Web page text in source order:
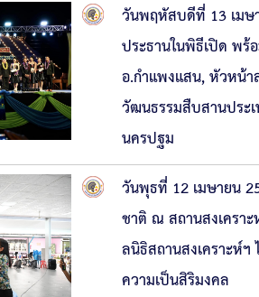
วันพฤหัสบดีที่ 13 เมษ
ประธานในพิธีเปิด พร้
อ.กำแพงแสน, หัวหน้
วัฒนธรรมสืบสานประ
นครปฐม
วันพุธที่ 12 เมษายน
ชาติ ณ สถานสงเครา
ลนิธิสถานสงเคราะห์
ความเป็นสิริมงคล